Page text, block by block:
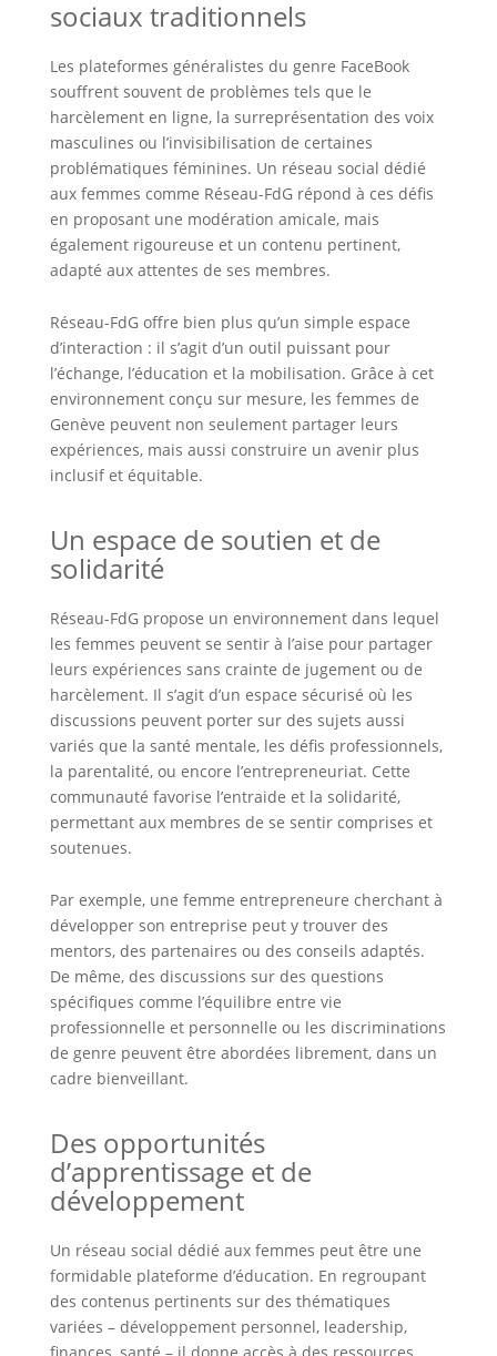
sociaux traditionnels
Les plateformes généralistes du genre FaceBook
souffrent souvent de problèmes tels que le
harcèlement en ligne, la surreprésentation des voix
masculines ou l’invisibilisation de certaines
problématiques féminines. Un réseau social dédié
aux femmes comme Réseau-FdG répond à ces défis
en proposant une modération amicale, mais
également rigoureuse et un contenu pertinent,
adapté aux attentes de ses membres.
Réseau-FdG offre bien plus qu’un simple espace
d’interaction : il s’agit d’un outil puissant pour
l’échange, l’éducation et la mobilisation. Grâce à cet
environnement conçu sur mesure, les femmes de
Genève peuvent non seulement partager leurs
expériences, mais aussi construire un avenir plus
inclusif et équitable.
Un espace de soutien et de
solidarité
Réseau-FdG propose un environnement dans lequel
les femmes peuvent se sentir à l’aise pour partager
leurs expériences sans crainte de jugement ou de
harcèlement. Il s’agit d’un espace sécurisé où les
discussions peuvent porter sur des sujets aussi
variés que la santé mentale, les défis professionnels,
la parentalité, ou encore l’entrepreneuriat. Cette
communauté favorise l’entraide et la solidarité,
permettant aux membres de se sentir comprises et
soutenues.
Par exemple, une femme entrepreneure cherchant à
développer son entreprise peut y trouver des
mentors, des partenaires ou des conseils adaptés.
De même, des discussions sur des questions
spécifiques comme l’équilibre entre vie
professionnelle et personnelle ou les discriminations
de genre peuvent être abordées librement, dans un
cadre bienveillant.
Des opportunités
d’apprentissage et de
développement
Un réseau social dédié aux femmes peut être une
formidable plateforme d’éducation. En regroupant
des contenus pertinents sur des thématiques
variées – développement personnel, leadership,